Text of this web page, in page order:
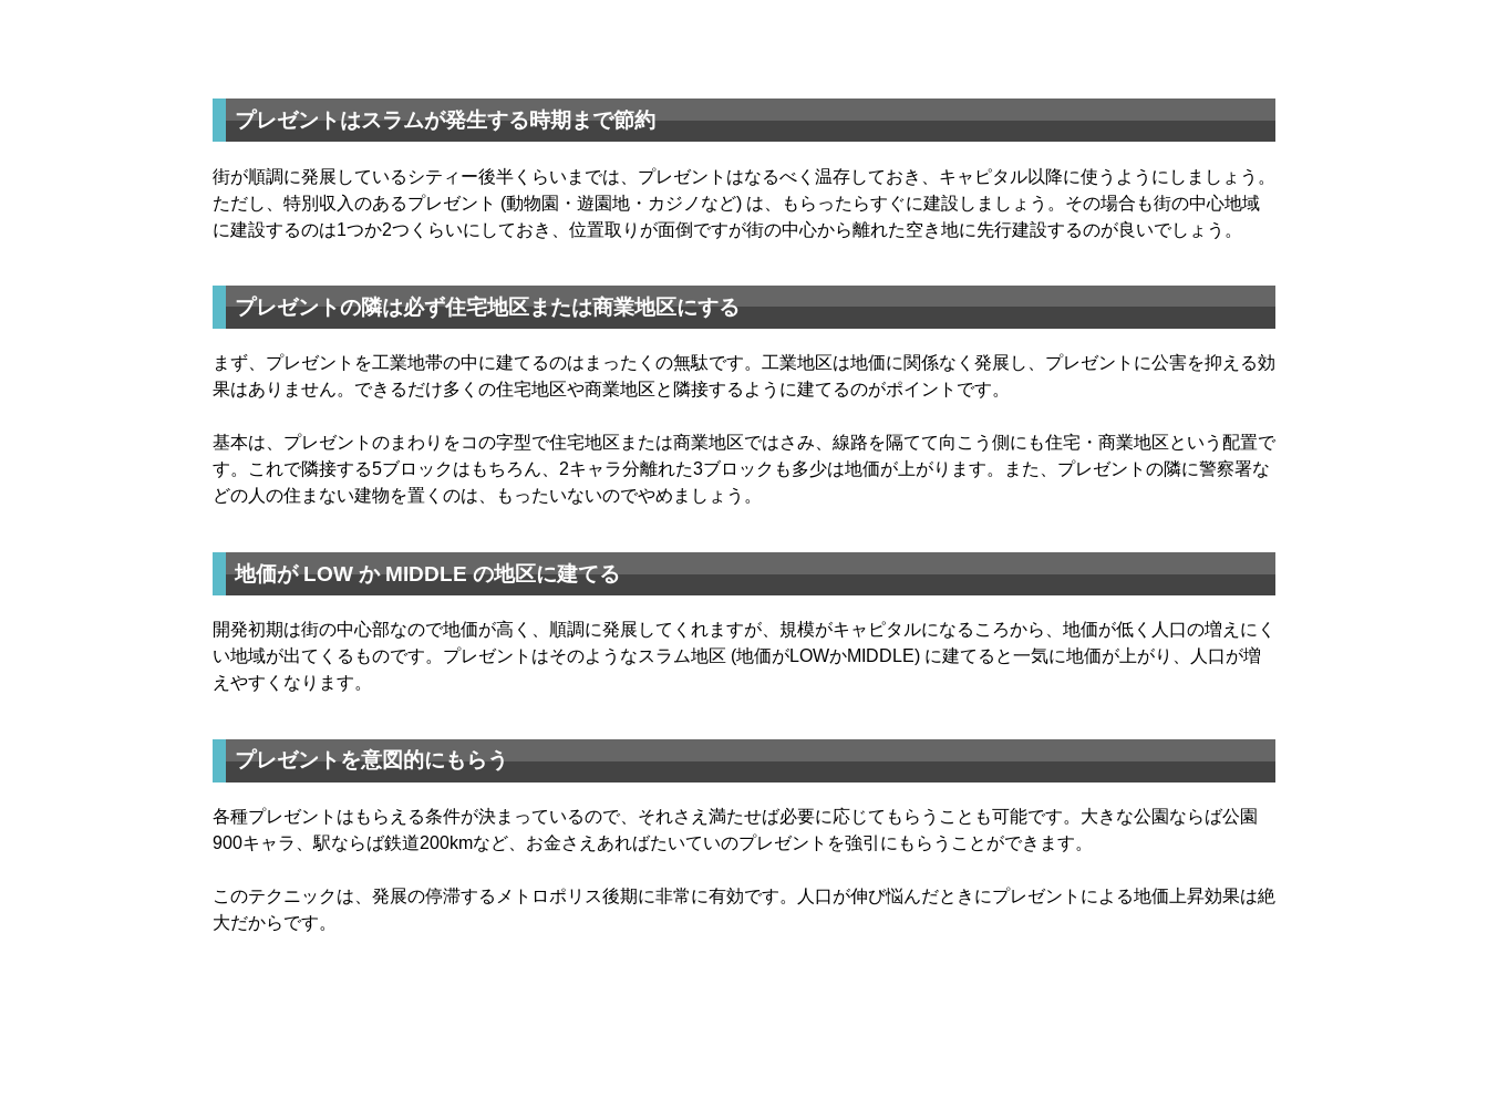
プレゼントはスラムが発生する時期まで節約
街が順調に発展しているシティー後半くらいまでは、プレゼントはなるべく温存しておき、キャピタル以降に使うようにしましょう。
ただし、特別収入のあるプレゼント (動物園・遊園地・カジノなど) は、もらったらすぐに建設しましょう。その場合も街の中心地域
に建設するのは1つか2つくらいにしておき、位置取りが面倒ですが街の中心から離れた空き地に先行建設するのが良いでしょう。
プレゼントの隣は必ず住宅地区または商業地区にする
まず、プレゼントを工業地帯の中に建てるのはまったくの無駄です。工業地区は地価に関係なく発展し、プレゼントに公害を抑える効
果はありません。できるだけ多くの住宅地区や商業地区と隣接するように建てるのがポイントです。
基本は、プレゼントのまわりをコの字型で住宅地区または商業地区ではさみ、線路を隔てて向こう側にも住宅・商業地区という配置で
す。これで隣接する5ブロックはもちろん、2キャラ分離れた3ブロックも多少は地価が上がります。また、プレゼントの隣に警察署な
どの人の住まない建物を置くのは、もったいないのでやめましょう。
地価が LOW か MIDDLE の地区に建てる
開発初期は街の中心部なので地価が高く、順調に発展してくれますが、規模がキャピタルになるころから、地価が低く人口の増えにく
い地域が出てくるものです。プレゼントはそのようなスラム地区 (地価がLOWかMIDDLE) に建てると一気に地価が上がり、人口が増
えやすくなります。
プレゼントを意図的にもらう
各種プレゼントはもらえる条件が決まっているので、それさえ満たせば必要に応じてもらうことも可能です。大きな公園ならば公園
900キャラ、駅ならば鉄道200kmなど、お金さえあればたいていのプレゼントを強引にもらうことができます。
このテクニックは、発展の停滞するメトロポリス後期に非常に有効です。人口が伸び悩んだときにプレゼントによる地価上昇効果は絶
大だからです。